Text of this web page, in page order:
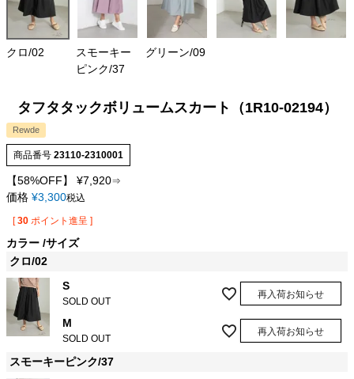
クロ/02
スモーキー
ピンク/37
グリーン/09
タフタタックボリュームスカート（1R10-02194）
Rewde
商品番号 23110-2310001
【58%OFF】 ¥7,920⇒
価格 ¥3,300税込
[ 30 ポイント進呈 ]
カラー サイズ
クロ/02
S
SOLD OUT
再入荷お知らせ
M
SOLD OUT
再入荷お知らせ
スモーキーピンク/37